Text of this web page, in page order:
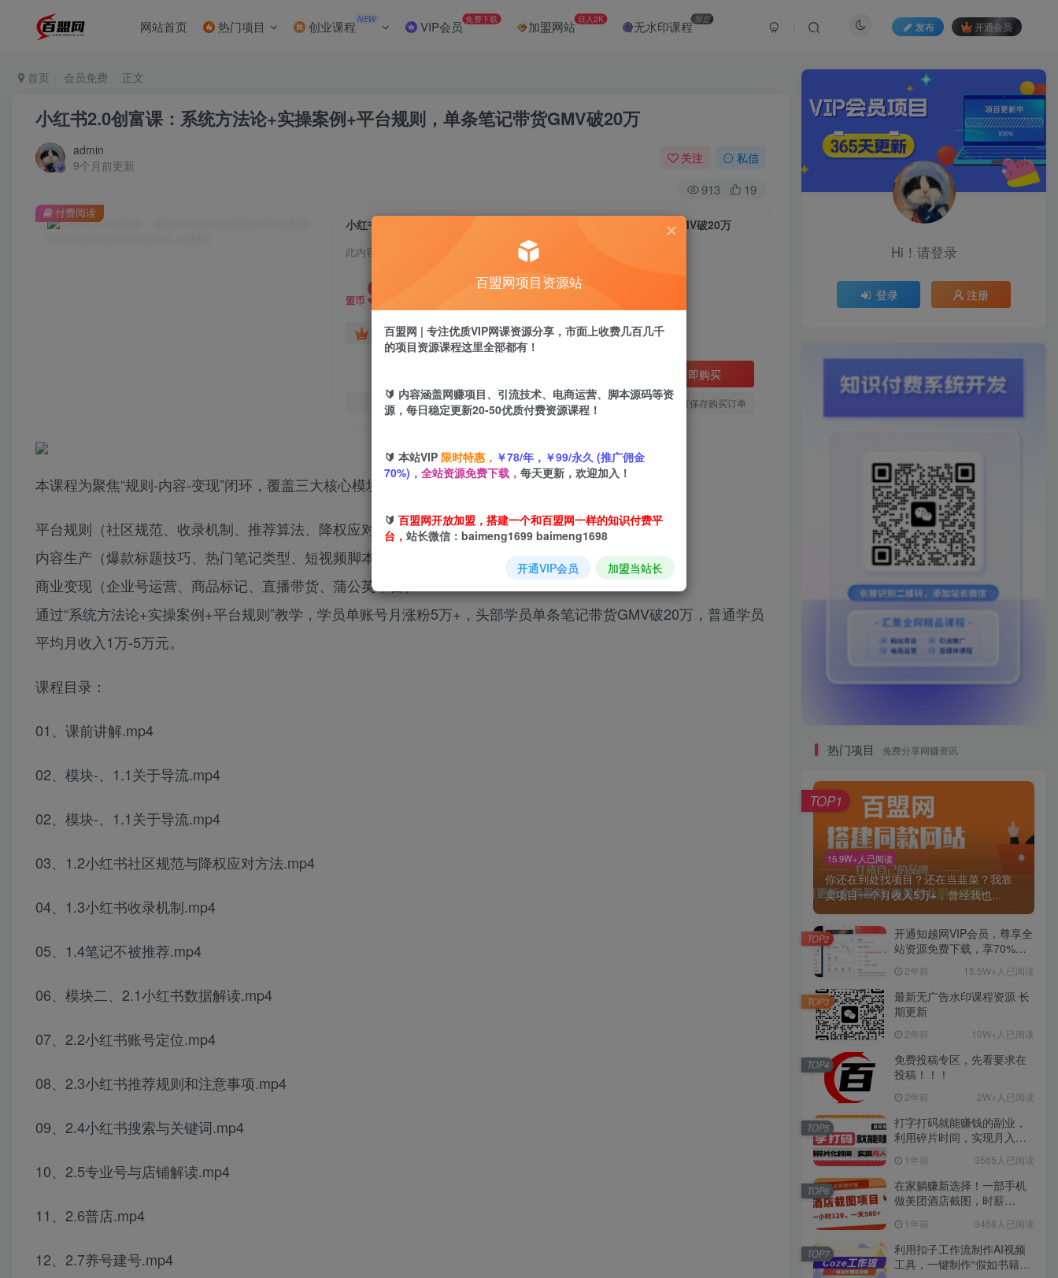
网站首页 热门项目 创业课程 NEW VIP会员 免费下载 加盟网站 日入2K 无水印课程 加盟
发布 开通会员
首页 会员免费 正文
小红书2.0创富课：系统方法论+实操案例+平台规则，单条笔记带货GMV破20万
admin
9个月前更新
关注 私信
913 19
小红书2.0创富课：系统方法论+实操案例+平台规则，单条笔记带货GMV破20万
此内容为付费阅读，请付费后查看
盟币 9.9
年卡会员免费 永久会员免费
立即购买
您当前未登录！建议登陆后购买，可保存购买订单
付费阅读
本课程为聚焦“规则-内容-变现”闭环，覆盖三大核心模块：
平台规则（社区规范、收录机制、推荐算法、降权应对）
内容生产（爆款标题技巧、热门笔记类型、短视频脚本、种草笔记四步法）
商业变现（企业号运营、商品标记、直播带货、蒲公英平台）
通过“系统方法论+实操案例+平台规则”教学，学员单账号月涨粉5万+，头部学员单条笔记带货GMV破20万，普通学员
平均月收入1万-5万元。
课程目录：
01、课前讲解.mp4
02、模块-、1.1关于导流.mp4
02、模块-、1.1关于导流.mp4
03、1.2小红书社区规范与降权应对方法.mp4
04、1.3小红书收录机制.mp4
05、1.4笔记不被推荐.mp4
06、模块二、2.1小红书数据解读.mp4
07、2.2小红书账号定位.mp4
08、2.3小红书推荐规则和注意事项.mp4
09、2.4小红书搜索与关键词.mp4
10、2.5专业号与店铺解读.mp4
11、2.6普店.mp4
12、2.7养号建号.mp4
Hi！请登录
登录 注册
热门项目 免费分享网赚资讯
15.9W+人已阅读
你还在到处找项目？还在当韭菜？我靠
卖项目一个月收入5万+，曾经我也...
TOP1
开通知越网VIP会员，尊享全
站资源免费下载，享70%的
惠】2年前 15.5W+人已阅读
TOP2
最新无广告水印课程资源 长
期更新
2年前 10W+人已阅读
TOP3
免费投稿专区，先看要求在
投稿！！！
2年前 2W+人已阅读
TOP4
打字打码就能赚钱的副业，
利用碎片时间，实现月入过
1年前 3565人已阅读
TOP5
在家躺赚新选择！一部手机
做美团酒店截图，时薪
1年前 3468人已阅读
TOP6
利用扣子工作流制作AI视频
工具，一键制作“假如书籍会
TOP7
百盟网项目资源站
百盟网 | 专注优质VIP网课资源分享，市面上收费几百几千
的项目资源课程这里全部都有！
🔰 内容涵盖网赚项目、引流技术、电商运营、脚本源码等资
源，每日稳定更新20-50优质付费资源课程！
🔰 本站VIP 限时特惠， ￥78/年，￥99/永久 (推广佣金
70%)， 全站资源免费下载， 每天更新，欢迎加入！
🔰 百盟网开放加盟，搭建一个和百盟网一样的知识付费平
台， 站长微信：baimeng1699 baimeng1698
开通VIP会员 加盟当站长